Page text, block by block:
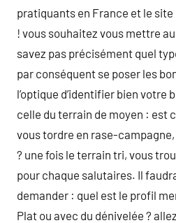
pratiquants en France et le site
! vous souhaitez vous mettre
savez pas précisément quel
par conséquent se poser les
l’optique d’identifier bien votre
celle du terrain de moyen : est
vous tordre en rase-
? une fois le terrain tri, vous
pour chaque salutaires. Il
demander : quel est le profil
Plat ou avec du dénivelée ?